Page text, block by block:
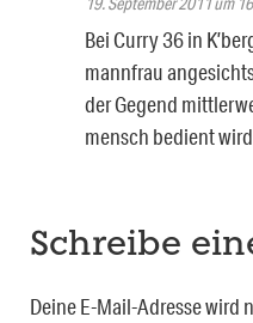
Bei Curry 36 in
mannfrau
der Gegend
mensch bedient
Schreibe
Deine E-Mail-Adresse wird